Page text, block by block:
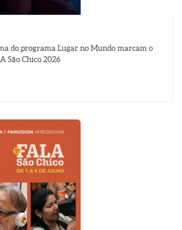
do programa Lugar no Mundo marcam o
São Chico 2026